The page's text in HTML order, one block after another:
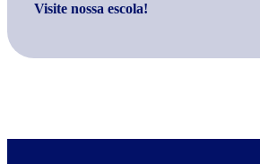
Visite nossa escola!